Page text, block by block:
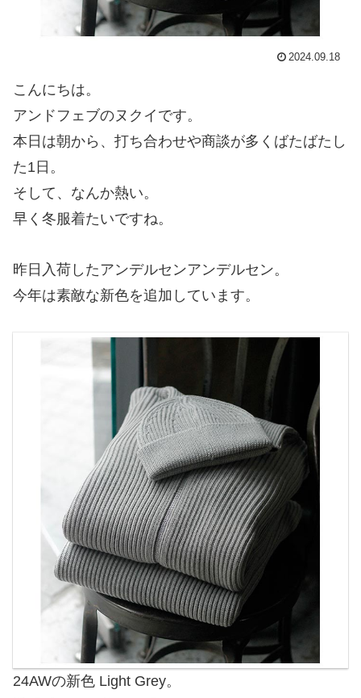
2024.09.18
こんにちは。
アンドフェブのヌクイです。
本日は朝から、打ち合わせや商談が多くばたばたし
た1日。
そして、なんか熱い。
早く冬服着たいですね。
昨日入荷したアンデルセンアンデルセン。
今年は素敵な新色を追加しています。
24AWの新色 Light Grey。